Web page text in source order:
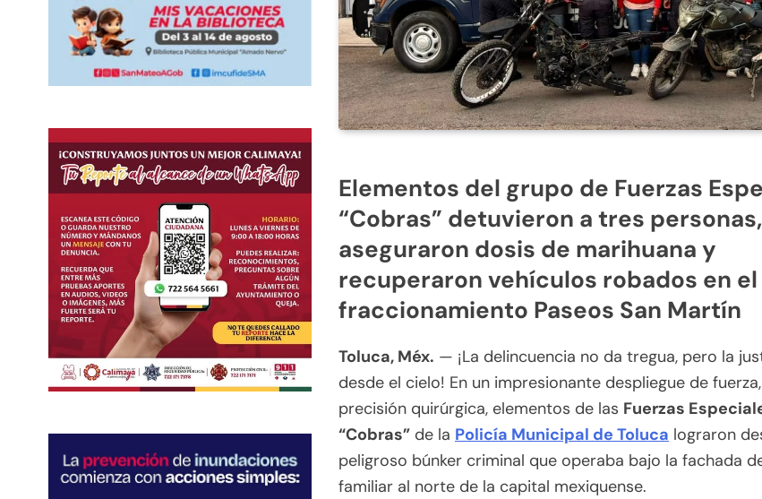
Elementos del grupo de Fuerzas
“Cobras” detuvieron a tres personas,
aseguraron dosis de marihuana y
recuperaron vehículos robados en el
fraccionamiento Paseos San Martín
Toluca, Méx. — ¡La delincuencia no da tregua, pero la
desde el cielo! En un impresionante despliegue de
precisión quirúrgica, elementos de las Fuerzas
“Cobras” de la Policía Municipal de Toluca lograron
peligroso búnker criminal que operaba bajo la fachada
familiar al norte de la capital mexiquense.